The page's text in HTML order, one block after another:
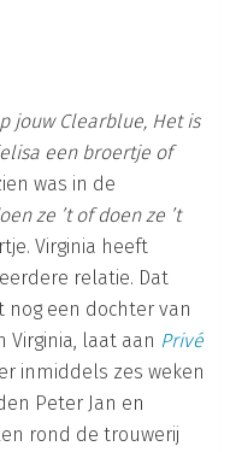
jouw Clearblue, Het is
een broertje of
was in de
ze ’t of doen ze ’t
Virginia heeft
relatie. Dat
nog een dochter van
Virginia, laat aan Privé
inmiddels zes weken
Peter Jan en
rond de trouwerij